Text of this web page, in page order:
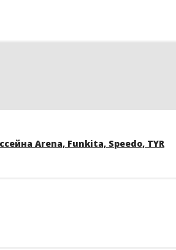
Arena, Funkita, Speedo, TYR